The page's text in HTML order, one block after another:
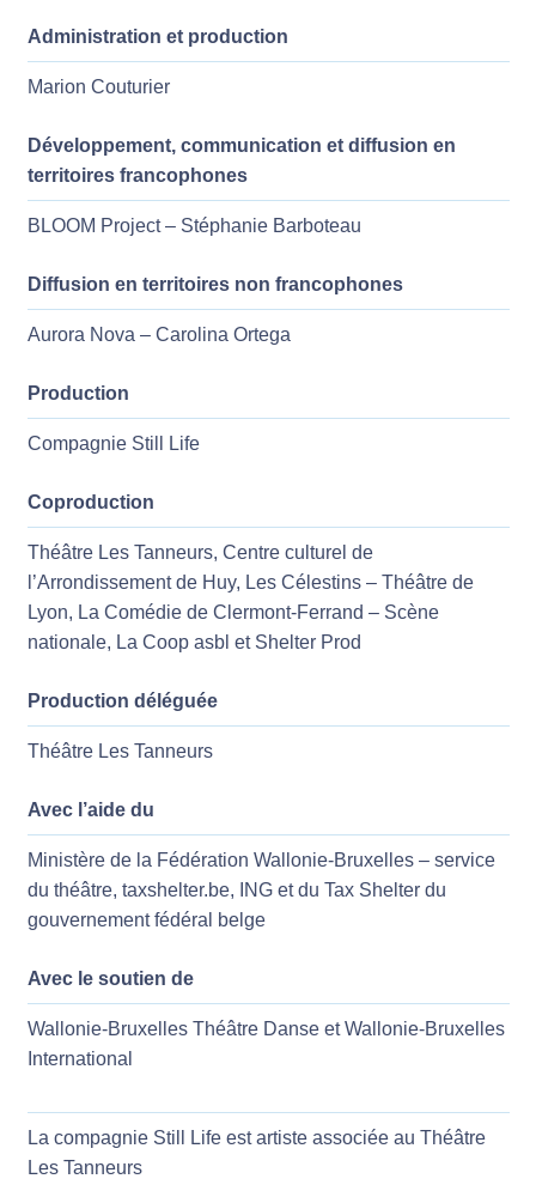
Administration et production
Marion Couturier
Développement, communication et diffusion en
territoires francophones
BLOOM Project – Stéphanie Barboteau
Diffusion en territoires non francophones
Aurora Nova – Carolina Ortega
Production
Compagnie Still Life
Coproduction
Théâtre Les Tanneurs, Centre culturel de
l’Arrondissement de Huy, Les Célestins – Théâtre de
Lyon, La Comédie de Clermont-Ferrand – Scène
nationale, La Coop asbl et Shelter Prod
Production déléguée
Théâtre Les Tanneurs
Avec l’aide du
Ministère de la Fédération Wallonie-Bruxelles – service
du théâtre, taxshelter.be, ING et du Tax Shelter du
gouvernement fédéral belge
Avec le soutien de
Wallonie-Bruxelles Théâtre Danse et Wallonie-Bruxelles
International
La compagnie Still Life est artiste associée au Théâtre
Les Tanneurs